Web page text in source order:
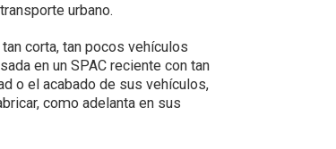
urbano.
corta, tan pocos vehículos
en un SPAC reciente con tan
o el acabado de sus vehículos,
como adelanta en sus